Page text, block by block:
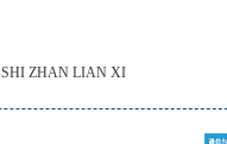
SHI ZHAN LIAN XI